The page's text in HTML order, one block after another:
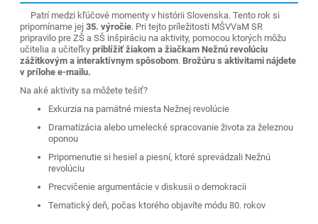
Patrí medzi kľúčové momenty v histórii Slovenska. Tento rok si
pripomíname jej35. výročie. Pri tejto príležitosti MŠVVaM SR
pripravilo pre ZŠ a SŠ inšpiráciu na aktivity, pomocou ktorých môžu
učitelia a učiteľkypriblížiť žiakom a žiačkam Nežnú revolúciu
zážitkovým a interaktívnym spôsobom.Brožúru s aktivitami nájdete
v prílohe e-mailu.
Na aké aktivity sa môžete tešiť?
Exkurzia na pamätné miesta Nežnej revolúcie
Dramatizácia alebo umelecké spracovanie života za železnou
oponou
Pripomenutie si hesiel a piesní, ktoré sprevádzali Nežnú
revolúciu
Precvičenie argumentácie v diskusii o demokracii
Tematický deň, počas ktorého objavíte módu 80. rokov